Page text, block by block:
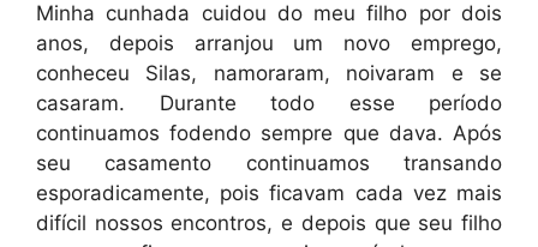
Minha cunhada cuidou do meu filho por dois
anos, depois arranjou um novo emprego,
conheceu Silas, namoraram, noivaram e se
casaram. Durante todo esse período
continuamos fodendo sempre que dava. Após
seu casamento continuamos transando
esporadicamente, pois ficavam cada vez mais
difícil nossos encontros, e depois que seu filho